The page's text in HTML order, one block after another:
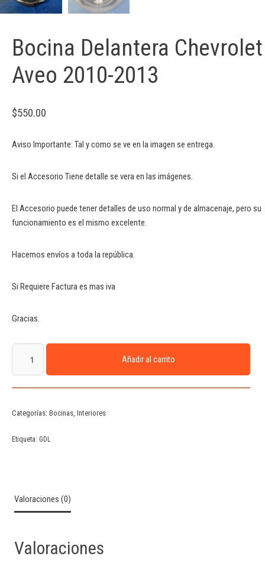
Bocina Delantera Chevrolet
Aveo 2010-2013
$550.00
Aviso Importante: Tal y como se ve en la imagen se entrega.
Si el Accesorio Tiene detalle se vera en las imágenes.
El Accesorio puede tener detalles de uso normal y de almacenaje, pero su
funcionamiento es el mismo excelente.
Hacemos envíos a toda la república.
Si Requiere Factura es mas iva
Gracias.
Añadir al carrito
Categorías: Bocinas Interiores
Etiqueta: GDL
Valoraciones (0)
Valoraciones